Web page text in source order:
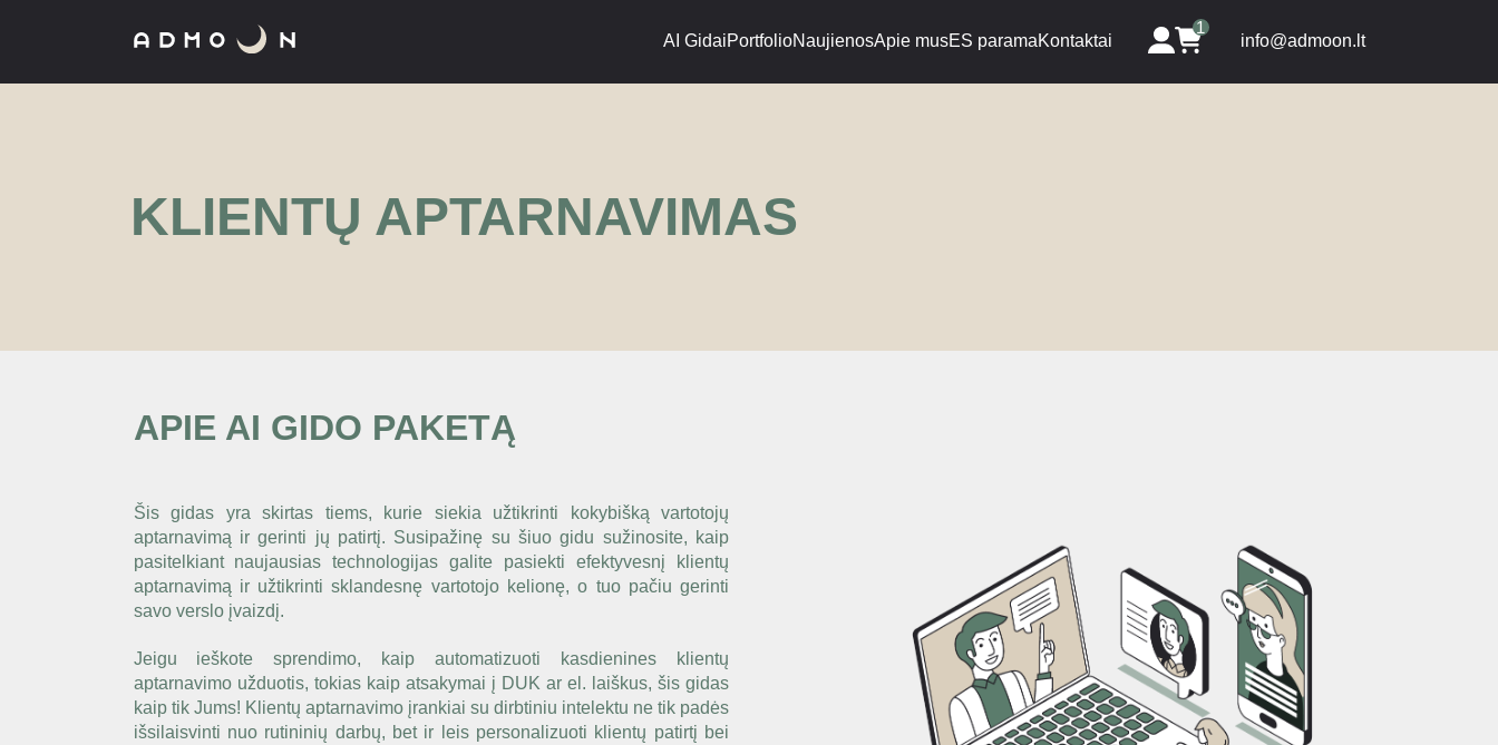
AI GidaiPortfolioNaujienosApie musES paramaKontaktai
1
info@admoon.lt
KLIENTŲ APTARNAVIMAS
APIE AI GIDO PAKETĄ
Šis gidas yra skirtas tiems, kurie siekia užtikrinti kokybišką vartotojų
aptarnavimą ir gerinti jų patirtį. Susipažinę su šiuo gidu sužinosite, kaip
pasitelkiant naujausias technologijas galite pasiekti efektyvesnį klientų
aptarnavimą ir užtikrinti sklandesnę vartotojo kelionę, o tuo pačiu gerinti
savo verslo įvaizdį.
Jeigu ieškote sprendimo, kaip automatizuoti kasdienines klientų
aptarnavimo užduotis, tokias kaip atsakymai į DUK ar el. laiškus, šis gidas
kaip tik Jums! Klientų aptarnavimo įrankiai su dirbtiniu intelektu ne tik padės
išsilaisvinti nuo rutininių darbų, bet ir leis personalizuoti klientų patirtį bei